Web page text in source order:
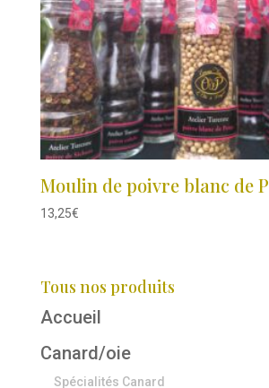
Moulin de poivre blanc de
13,25€
Tous nos produits
Accueil
Canard/oie
Spécialités Canard